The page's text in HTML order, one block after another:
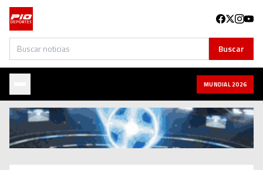
Buscar Buscar
MUNDIAL 2026